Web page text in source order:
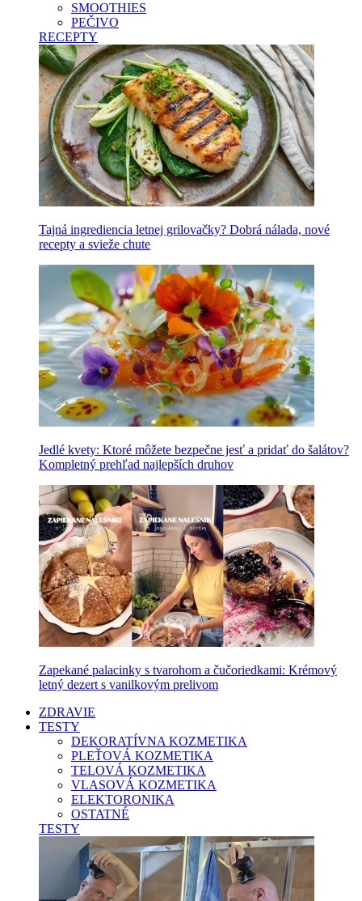
SMOOTHIES
PEČIVO
RECEPTY
Tajná ingrediencia letnej grilovačky? Dobrá nálada, nové
recepty a svieže chute
Jedlé kvety: Ktoré môžete bezpečne jesť a pridať do šalátov?
Kompletný prehľad najlepších druhov
Zapekané palacinky s tvarohom a čučoriedkami: Krémový
letný dezert s vanilkovým prelivom
ZDRAVIE
TESTY
DEKORATÍVNA KOZMETIKA
PLEŤOVÁ KOZMETIKA
TELOVÁ KOZMETIKA
VLASOVÁ KOZMETIKA
ELEKTORONIKA
OSTATNÉ
TESTY